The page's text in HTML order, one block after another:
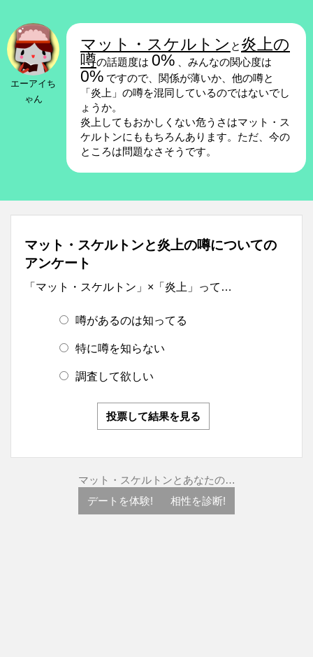
エーアイち
ゃん
マット・スケルトン と 炎上の
噂の話題度は 0% 、みんなの関心度は
0% ですので、関係が薄いか、他の噂と
「炎上」の噂を混同しているのではないでし
ょうか。
炎上してもおかしくない危うさはマット・ス
ケルトンにももちろんあります。ただ、今の
ところは問題なさそうです。
マット・スケルトンと炎上の噂についての
アンケート
「マット・スケルトン」×「炎上」って…
噂があるのは知ってる
特に噂を知らない
調査して欲しい
投票して結果を見る
マット・スケルトンとあなたの…
デートを体験!
相性を診断!